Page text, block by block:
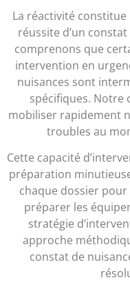
La réactivité
réussite d’un
comprenons que
intervention en
nuisances sont
spécifiques. Notre
mobiliser rapidement
troubles au
Cette capacité
préparation
chaque dossier
préparer les
stratégie
approche
constat de